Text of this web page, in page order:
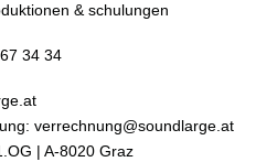
& schulungen
34 34
verrechnung@soundlarge.at
| A-8020 Graz